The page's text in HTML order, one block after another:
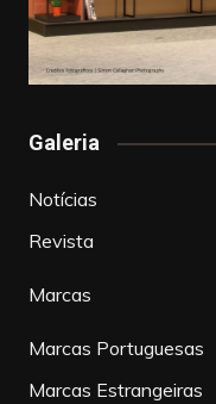
Galeria
Notícias
Revista
Marcas
Marcas Portuguesas
Marcas Estrangeiras